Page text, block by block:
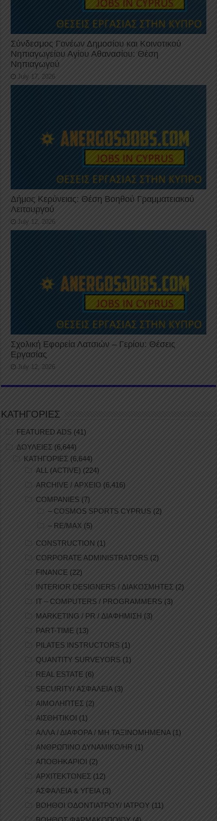
Σύνδεσμος Γονέων Δημοσίου και Κοινοτικού
Νηπιαγωγείου Αγίου Αθανασίου: Θέση
Νηπιαγωγού
July 17, 2026
Δήμος Κερύνειας: Θέση Βοηθού Γραμματειακού
Λειτουργού
July 12, 2026
Σχολική Εφορεία Λατσιών – Γερίου: Θέσεις
Εργασίας
July 12, 2026
ΚΑΤΗΓΟΡΙΕΣ
FEATURED ADS (41)
ΔΟΥΛΕΙΕΣ (6,644)
ΚΑΤΗΓΟΡΙΕΣ (6,644)
ALL (ACTIVE) (224)
ARCHIVE / ΑΡΧΕΙΟ (6,416)
COMPANIES (7)
– COSMOS SPORTS CYPRUS (2)
– RE/MAX (5)
CONSTRUCTION (1)
CORPORATE ADMINISTRATORS (2)
FINANCE (22)
INTERIOR DESIGNERS / ΔΙΑΚΟΣΜΗΤΕΣ (2)
IT – COMPUTERS / PROGRAMMERS (3)
MARKETING / PR / ΔΙΑΦΗΜΙΣΗ (3)
PART-TIME (13)
PILATES INSTRUCTORS (1)
QUANTITY SURVEYORS (1)
REAL ESTATE (6)
SECURITY/ ΑΣΦΑΛΕΙΑ (3)
ΑΙΜΟΛΗΠΤΕΣ (2)
ΑΙΣΘΗΤΙΚΟΙ (1)
ΑΛΛΑ / ΔΙΑΦΟΡΑ / ΜΗ ΤΑΞΙΝΟΜΗΜΕΝΑ (1)
ΑΝΘΡΩΠΙΝΟ ΔΥΝΑΜΙΚΟ/HR (1)
ΑΠΟΘΗΚΑΡΙΟΙ (2)
ΑΡΧΙΤΕΚΤΟΝΕΣ (12)
ΑΣΦΑΛΕΙΑ & ΥΓΕΙΑ(3)
ΒΟΗΘΟΙ ΟΔΟΝΤΙΑΤΡΟΥ/ ΙΑΤΡΟΥ (11)